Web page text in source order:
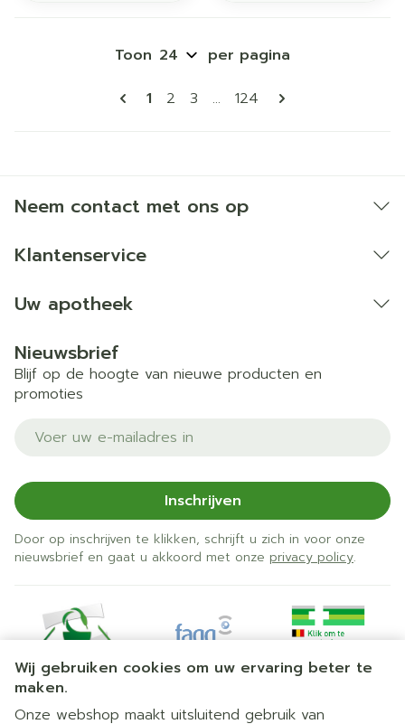
Wij gebruiken cookies om uw ervaring beter te
maken.
Onze webshop maakt uitsluitend gebruik van
Pagina's
U lees momenteel pagina
1 Pagina
2 Pagina
3 ... Pagina
124
Toon per pagina
Neem contact met ons op
Klantenservice
Uw apotheek
Nieuwsbrief
Blijf op de hoogte van nieuwe producten en
promoties
E-mail adres
Inschrijven
Door op inschrijven te klikken, schrijft u zich in voor onze
nieuwsbrief en gaat u akkoord met onze privacy policy.